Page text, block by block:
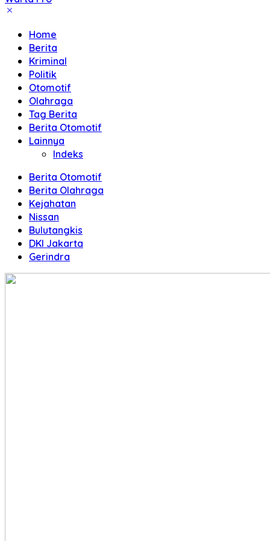
Akurat
Terpercaya
Home
Berita
Kriminal
Politik
Otomotif
Olahraga
Tag Berita
Berita Otomotif
Lainnya
Indeks
Berita Otomotif
Berita Olahraga
Kejahatan
Nissan
Bulutangkis
DKI Jakarta
Gerindra